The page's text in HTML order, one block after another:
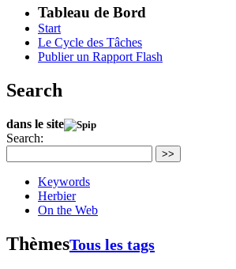
Tableau de Bord
Start
Le Cycle des Tâches
Publier un Rapport Flash
Search
dans le site
Search:
>>
Keywords
Herbier
On the Web
ThèmesTous les tags